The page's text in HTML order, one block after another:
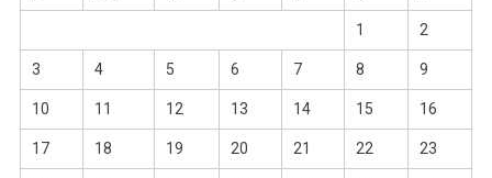
1 2
3 4 5 6 7 8 9
10 11 12 13 14 15 16
17 18 19 20 21 22 23